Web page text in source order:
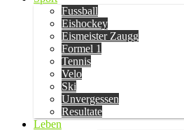
Fussball
Eishockey
Eismeister Zaugg
Formel 1
Tennis
Velo
Ski
Unvergessen
Resultate
Leben